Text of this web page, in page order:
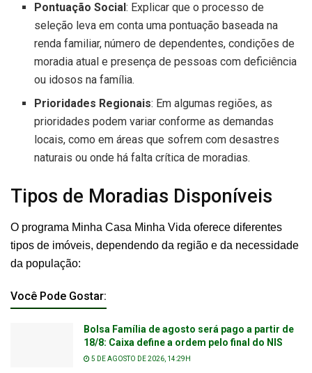
Pontuação Social: Explicar que o processo de
seleção leva em conta uma pontuação baseada na
renda familiar, número de dependentes, condições de
moradia atual e presença de pessoas com deficiência
ou idosos na família.
Prioridades Regionais: Em algumas regiões, as
prioridades podem variar conforme as demandas
locais, como em áreas que sofrem com desastres
naturais ou onde há falta crítica de moradias.
Tipos de Moradias Disponíveis
O programa Minha Casa Minha Vida oferece diferentes
tipos de imóveis, dependendo da região e da necessidade
da população:
Você Pode Gostar:
Bolsa Família de agosto será pago a partir de
18/8: Caixa define a ordem pelo final do NIS
5 DE AGOSTO DE 2026, 14:29H